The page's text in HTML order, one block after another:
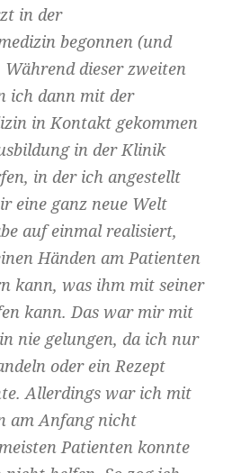
in der
begonnen (und
Während dieser zweiten
ich dann mit der
in Kontakt gekommen
in der Klinik
in der ich angestellt
eine ganz neue Welt
auf einmal realisiert,
Händen am Patienten
kann, was ihm mit seiner
kann. Das war mir mit
nie gelungen, da ich nur
oder ein Rezept
Allerdings war ich mit
am Anfang nicht
Patienten konnte